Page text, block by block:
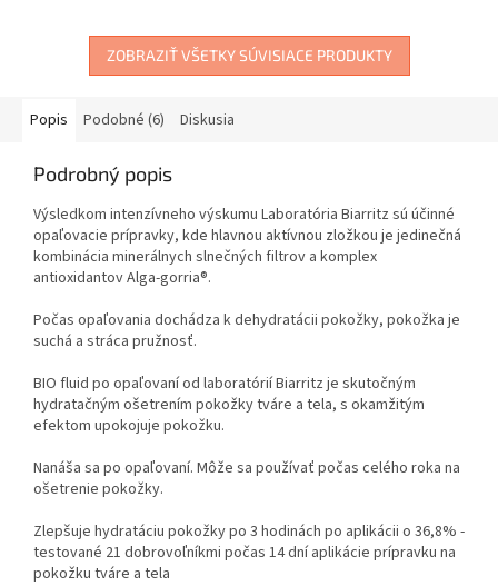
ZOBRAZIŤ VŠETKY SÚVISIACE PRODUKTY
Popis Podobné (6) Diskusia
Podrobný popis
Výsledkom intenzívneho výskumu Laboratória Biarritz sú účinné
opaľovacie prípravky, kde hlavnou aktívnou zložkou je jedinečná
kombinácia minerálnych slnečných filtrov a komplex
antioxidantov Alga-gorria®.
Počas opaľovania dochádza k dehydratácii pokožky, pokožka je
suchá a stráca pružnosť.
BIO fluid po opaľovaní od laboratórií Biarritz je skutočným
hydratačným ošetrením pokožky tváre a tela, s okamžitým
efektom upokojuje pokožku.
Nanáša sa po opaľovaní. Môže sa používať počas celého roka na
ošetrenie pokožky.
Zlepšuje hydratáciu pokožky po 3 hodinách po aplikácii o 36,8% -
testované 21 dobrovoľníkmi počas 14 dní aplikácie prípravku na
pokožku tváre a tela